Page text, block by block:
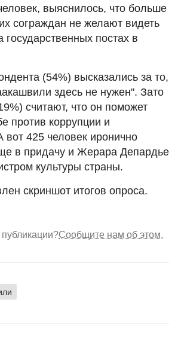
выяснилось, что больше
сограждан не желают видеть
постах в
(54%) высказались за то,
здесь не нужен". Зато
считают, что он поможет
против коррупции и
вот 425 человек иронично
в придачу и Жерара Депардье
культуры страны.
скриншот итогов опроса.
Сообщите нам об этом.